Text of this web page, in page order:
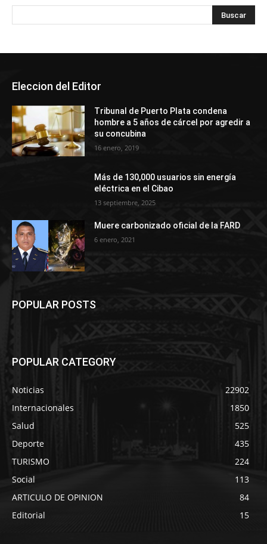
Eleccion del Editor
Tribunal de Puerto Plata condena
hombre a 5 años de cárcel por agredir a
su concubina
16 enero, 2019
Más de 130,000 usuarios sin energía
eléctrica en el Cibao
13 septiembre, 2025
Muere carbonizado oficial de la FARD
6 enero, 2021
POPULAR POSTS
POPULAR CATEGORY
Noticias
22902
Internacionales
1850
Salud
525
Deporte
435
TURISMO
224
Social
113
ARTICULO DE OPINION
84
Editorial
15